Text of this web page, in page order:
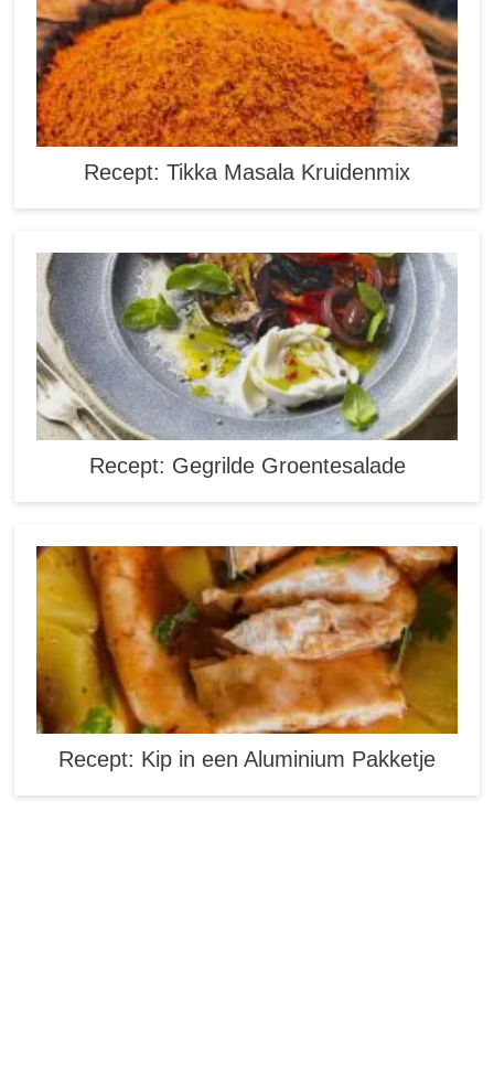
Recept: Tikka Masala Kruidenmix
Recept: Gegrilde Groentesalade
Recept: Kip in een Aluminium Pakketje